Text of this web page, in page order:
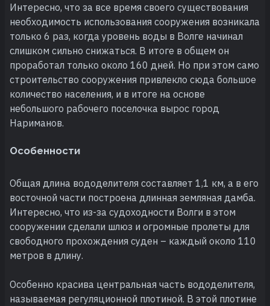
Интересно, что за все время своего существования
необходимость использования сооружения возникала
только 6 раз, когда уровень воды в Волге начинал
слишком сильно снижаться. В итоге в общем он
проработал только около 160 дней. Но при этом само
строительство сооружения привлекло сюда большое
количество населения, и в итоге на основе
небольшого рабочего поселочка вырос город
Нариманов.
Особенности
Общая длина вододелителя составляет 1,1 км, а в его
восточной части построена длинная земляная дамба.
Интересно, что из-за судоходности Волги в этом
сооружении сделали шлюз и огромные пролеты для
свободного прохождения суден – каждый около 110
метров в длину.
Особенно красива центральная часть вододелителя,
называемая регуляционной плотиной. В этой плотине